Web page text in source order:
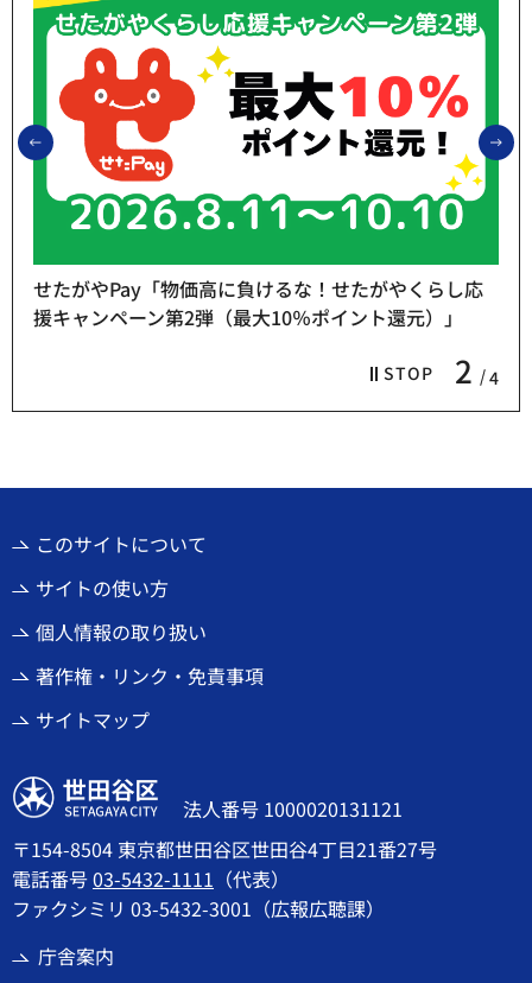
前のスライドを表示
STOP 2 4
せたがやPay「物価高に負けるな！せたがやくらし応
援キャンペーン第2弾（最大10％ポイント還元）」
このサイトについて
サイトの使い方
個人情報の取り扱い
著作権・リンク・免責事項
サイトマップ
世田谷区
法人番号 1000020131121
〒154-8504 東京都世田谷区世田谷4丁目21番27号
電話番号03-5432-1111 （代表）
ファクシミリ 03-5432-3001（広報広聴課）
庁舎案内